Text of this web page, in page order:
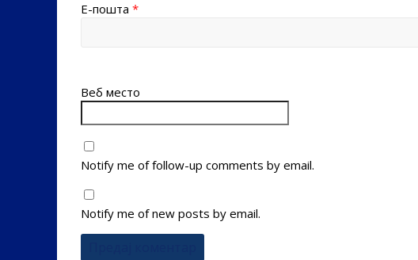
Е-пошта *
Веб место
Notify me of follow-up comments by email.
Notify me of new posts by email.